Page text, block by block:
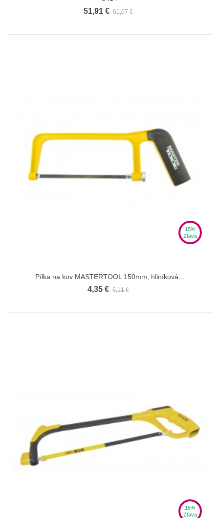
51,91 € 61,07 €
15%
Zľava
Pílka na kov MASTERTOOL 150mm, hliníková...
4,35 € 5,11 €
15%
Zľava